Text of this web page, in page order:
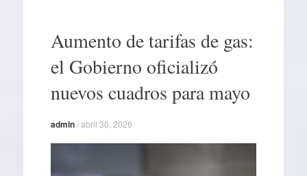
contenidoAumento de tarifas de gas:
el Gobierno oficializó
nuevos cuadros para mayo
admin/abril 30, 2026